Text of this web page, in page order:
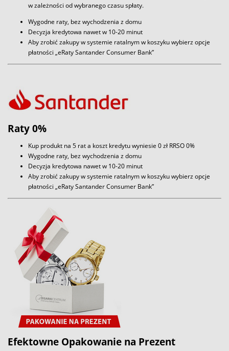
w zależności od wybranego czasu spłaty.
Wygodne raty, bez wychodzenia z domu
Decyzja kredytowa nawet w 10-20 minut
Aby zrobić zakupy w systemie ratalnym w koszyku wybierz opcje
płatności „eRaty Santander Consumer Bank”
Raty 0%
Kup produkt na 5 rat a koszt kredytu wyniesie 0 zł RRSO 0%
Wygodne raty, bez wychodzenia z domu
Decyzja kredytowa nawet w 10-20 minut
Aby zrobić zakupy w systemie ratalnym w koszyku wybierz opcje
płatności „eRaty Santander Consumer Bank”
Efektowne Opakowanie na Prezent